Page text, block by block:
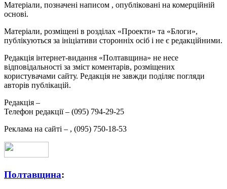
Матеріали, позначені написом , опубліковані на комерційній
основі.
Матеріали, розміщені в розділах «Проекти» та «Блоги»,
публікуються за ініціативи сторонніх осіб і не є редакційними.
Редакція інтернет-видання «Полтавщина» не несе
відповідальності за зміст коментарів, розміщених
користувачами сайту. Редакція не завжди поділяє погляди
авторів публікацій.
Редакція –
Телефон редакції – (095) 794-29-25
Реклама на сайті – , (095) 750-18-53
Полтавщина: